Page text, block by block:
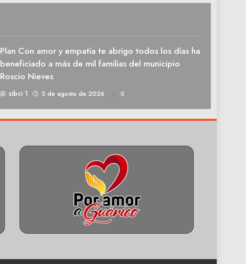
Plan Con amor y empatía te abrigo todos los días ha
beneficiado a más de mil familias del municipio
Roscio Nieves
sibci 1 5 de agosto de 2026 0